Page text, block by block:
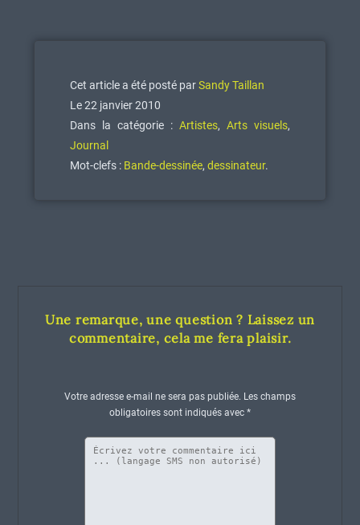
Cet article a été posté parSandy Taillan
Le 22 janvier 2010
Dans la catégorie :Artistes,Arts visuels,
Journal
Mot-clefs : Bande-dessinée, dessinateur.
Une remarque, une question ? Laissez un
commentaire, cela me fera plaisir.
Votre adresse e-mail ne sera pas publiée. Les champs
obligatoires sont indiqués avec *